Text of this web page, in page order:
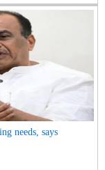
needs, says